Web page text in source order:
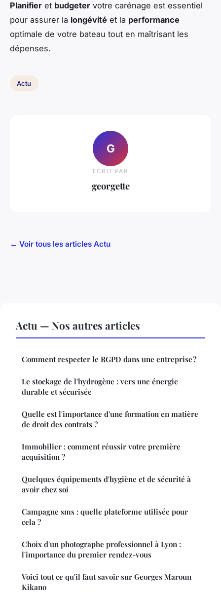
Planifier et budgeter votre carénage est essentiel
pour assurer la longévité et la performance
optimale de votre bateau tout en maîtrisant les
dépenses.
Actu
G
ECRIT PAR
georgette
← Voir tous les articles Actu
Actu — Nos autres articles
Comment respecter le RGPD dans une entreprise ?
Le stockage de l'hydrogène : vers une énergie
durable et sécurisée
Quelle est l'importance d'une formation en matière
de droit des contrats ?
Immobilier : comment réussir votre première
acquisition ?
Quelques équipements d'hygiène et de sécurité à
avoir chez soi
Campagne sms : quelle plateforme utilisée pour
cela ?
Choix d'un photographe professionnel à Lyon :
l'importance du premier rendez-vous
Voici tout ce qu'il faut savoir sur Georges Maroun
Kikano